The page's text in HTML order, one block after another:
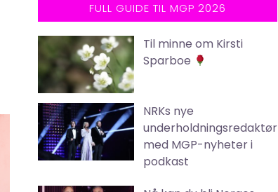
FULL GUIDE TIL MGP 2026
Til minne om Kirsti
Sparboe
NRKs nye
underholdningsredaktør
med MGP-nyheter i
podkast